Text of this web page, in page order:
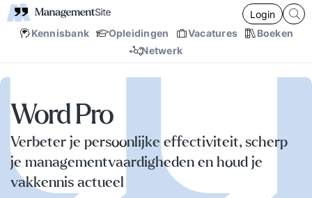
Kennisbank Opleidingen Vacatures
Boeken
Netwerk
Login
Word Pro
Verbeter je persoonlijke effectiviteit, scherp
je managementvaardigheden en houd je
vakkennis actueel